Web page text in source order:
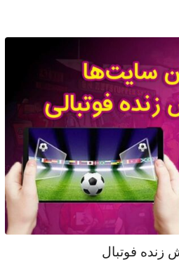
زنده فوتبال